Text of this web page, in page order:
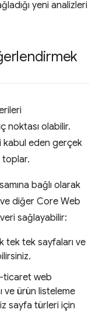
yeni analizleri
noktası olabilir.
kabul eden gerçek
toplar.
bağlı olarak
diğer Core Web
sağlayabilir:
tek tek sayfaları ve
ticaret web
ve ürün listeleme
sayfa türleri için